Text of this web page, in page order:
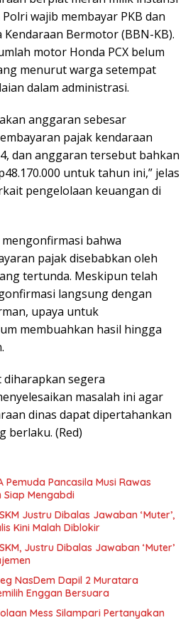
wajib membayar PKB dan
Kendaraan Bermotor (BBN-KB).
motor Honda PCX belum
menurut warga setempat
dalam administrasi.
anggaran sebesar
pajak kendaraan
dan anggaran tersebut bahkan
untuk tahun ini,” jelas
pengelolaan keuangan di
bahwa
pajak disebabkan oleh
tertunda. Meskipun telah
langsung dengan
upaya untuk
membuahkan hasil hingga
segera
masalah ini agar
dinas dapat dipertahankan
berlaku. (Red)
Pemuda Pancasila Musi Rawas
Mengabdi
Justru Dibalas Jawaban ‘Muter’,
Kini Malah Diblokir
Justru Dibalas Jawaban ‘Muter’
NasDem Dapil 2 Muratara
Enggan Bersuara
Mess Silampari Pertanyakan